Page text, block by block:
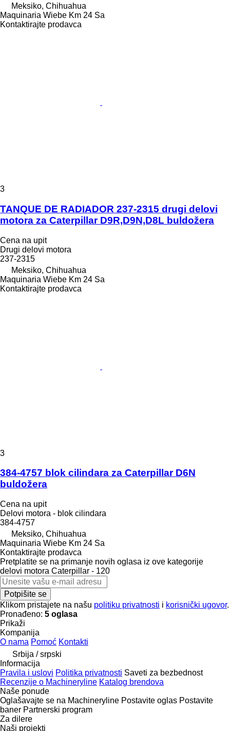
Meksiko, Chihuahua
Maquinaria Wiebe Km 24 Sa
Kontaktirajte prodavca
3
TANQUE DE RADIADOR 237-2315 drugi delovi
motora za Caterpillar D9R,D9N,D8L buldožera
Cena na upit
Drugi delovi motora
237-2315
Meksiko, Chihuahua
Maquinaria Wiebe Km 24 Sa
Kontaktirajte prodavca
3
384-4757 blok cilindara za Caterpillar D6N
buldožera
Cena na upit
Delovi motora - blok cilindara
384-4757
Meksiko, Chihuahua
Maquinaria Wiebe Km 24 Sa
Kontaktirajte prodavca
Pretplatite se na primanje novih oglasa iz ove kategorije
delovi motora Caterpillar - 120
Potpišite se
Klikom pristajete na našu politiku privatnosti i korisnički ugovor.
Pronađeno: 5 oglasa
Prikaži
Kompanija
O nama Pomoć Kontakti
Srbija / srpski
Informacija
Pravila i uslovi Politika privatnosti Saveti za bezbednost
Recenzije o Machineryline Katalog brendova
Naše ponude
Oglašavajte se na Machineryline Postavite oglas Postavite
baner Partnerski program
Za dilere
Naši projekti